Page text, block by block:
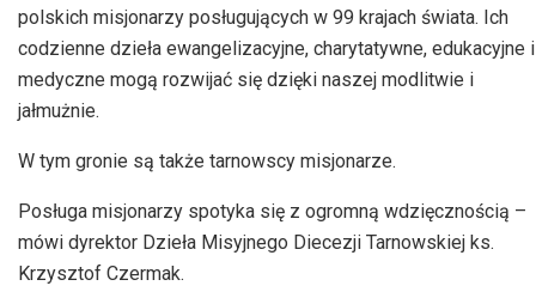
polskich misjonarzy posługujących w 99 krajach świata. Ich
codzienne dzieła ewangelizacyjne, charytatywne, edukacyjne i
medyczne mogą rozwijać się dzięki naszej modlitwie i
jałmużnie.
W tym gronie są także tarnowscy misjonarze.
Posługa misjonarzy spotyka się z ogromną wdzięcznością –
mówi dyrektor Dzieła Misyjnego Diecezji Tarnowskiej ks.
Krzysztof Czermak.